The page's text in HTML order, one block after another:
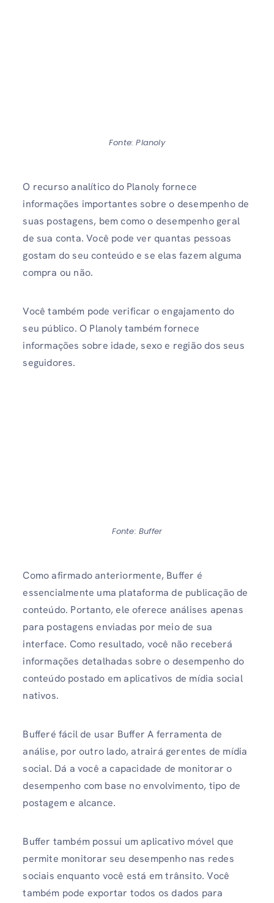
Fonte: Planoly
O recurso analítico do Planoly fornece
informações importantes sobre o desempenho de
suas postagens, bem como o desempenho geral
de sua conta. Você pode ver quantas pessoas
gostam do seu conteúdo e se elas fazem alguma
compra ou não.
Você também pode verificar o engajamento do
seu público. O Planoly também fornece
informações sobre idade, sexo e região dos seus
seguidores.
Fonte: Buffer
Como afirmado anteriormente, Buffer é
essencialmente uma plataforma de publicação de
conteúdo. Portanto, ele oferece análises apenas
para postagens enviadas por meio de sua
interface. Como resultado, você não receberá
informações detalhadas sobre o desempenho do
conteúdo postado em aplicativos de mídia social
nativos.
Bufferé fácil de usar Buffer A ferramenta de
análise, por outro lado, atrairá gerentes de mídia
social. Dá a você a capacidade de monitorar o
desempenho com base no envolvimento, tipo de
postagem e alcance.
Buffer também possui um aplicativo móvel que
permite monitorar seu desempenho nas redes
sociais enquanto você está em trânsito. Você
também pode exportar todos os dados para